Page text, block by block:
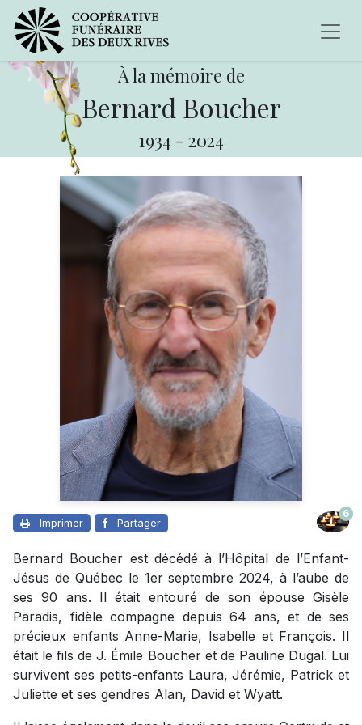
À la mémoire de
Bernard Boucher
1934 - 2024
Imprimer Partager
6
Bernard Boucher est décédé à l’Hôpital de l’Enfant-
Jésus de Québec le 1er septembre 2024, à l’aube de
ses 90 ans. Il était entouré de son épouse Gisèle
Paradis, fidèle compagne depuis 64 ans, et de ses
précieux enfants Anne-Marie, Isabelle et François. Il
était le fils de J. Émile Boucher et de Pauline Dugal. Lui
survivent ses petits-enfants Laura, Jérémie, Patrick et
Juliette et ses gendres Alan, David et Wyatt.